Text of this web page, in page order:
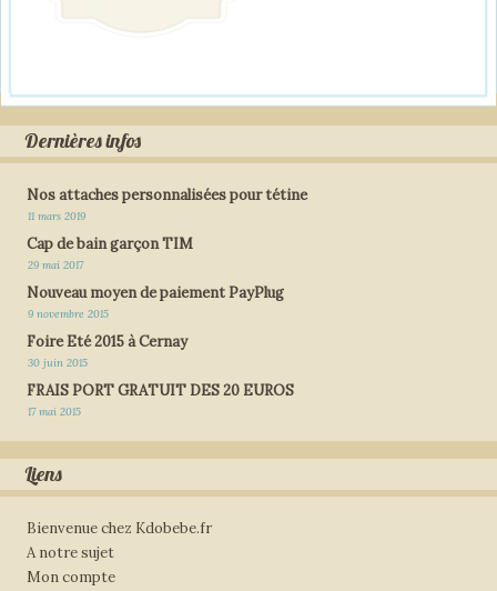
Dernières infos
Nos attaches personnalisées pour tétine
11 mars 2019
Cap de bain garçon TIM
29 mai 2017
Nouveau moyen de paiement PayPlug
9 novembre 2015
Foire Eté 2015 à Cernay
30 juin 2015
FRAIS PORT GRATUIT DES 20 EUROS
17 mai 2015
Liens
Bienvenue chez Kdobebe.fr
A notre sujet
Mon compte